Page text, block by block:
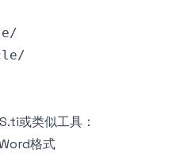
或类似工具：
格式